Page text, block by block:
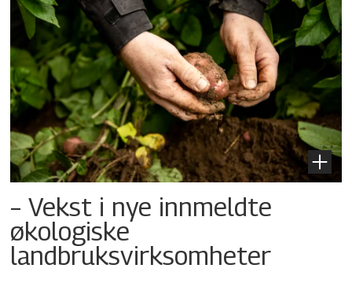
– Vekst i nye innmeldte
økologiske
landbruksvirksomheter